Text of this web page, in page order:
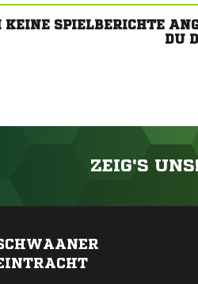
KEINE SPIELBERICHTE
DU
ZEIG'S